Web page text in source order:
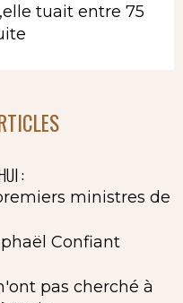
tuait entre 75
:
ministres de
Confiant
pas cherché à